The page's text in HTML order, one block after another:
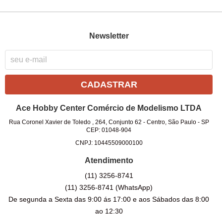
Newsletter
CADASTRAR
Ace Hobby Center Comércio de Modelismo LTDA
Rua Coronel Xavier de Toledo , 264, Conjunto 62 - Centro, São Paulo- SP
CEP: 01048-904
CNPJ: 10445509000100
Atendimento
(11) 3256-8741
(11) 3256-8741(WhatsApp)
De segunda a Sexta das 9:00 ás 17:00 e aos Sábados das 8:00
ao 12:30